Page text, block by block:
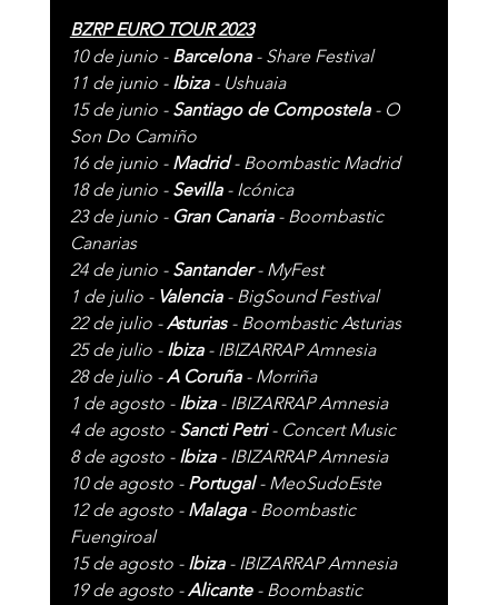
BZRP EURO TOUR 2023
10 de junio - Barcelona - Share Festival
11 de junio - Ibiza - Ushuaia
15 de junio - Santiago de Compostela - O
Son Do Camiño
16 de junio - Madrid - Boombastic Madrid
18 de junio - Sevilla - Icónica
23 de junio - Gran Canaria - Boombastic
Canarias
24 de junio - Santander - MyFest
1 de julio - Valencia - BigSound Festival
22 de julio - Asturias - Boombastic Asturias
25 de julio - Ibiza - IBIZARRAP Amnesia
28 de julio - A Coruña - Morriña
1 de agosto - Ibiza - IBIZARRAP Amnesia
4 de agosto - Sancti Petri - Concert Music
8 de agosto - Ibiza - IBIZARRAP Amnesia
10 de agosto - Portugal - MeoSudoEste
12 de agosto - Malaga - Boombastic
Fuengiroal
15 de agosto - Ibiza - IBIZARRAP Amnesia
19 de agosto - Alicante - Boombastic